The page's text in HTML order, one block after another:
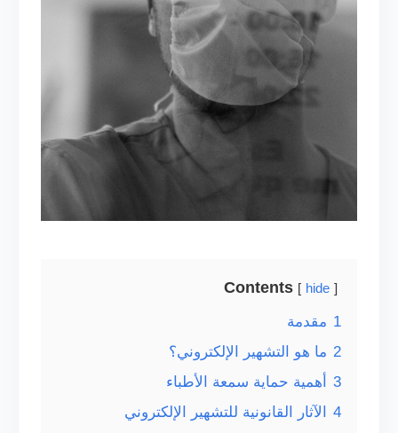
Contents hide
1 مقدمة
2 ما هو التشهير الإلكتروني؟
3
أهمية حماية سمعة الأطباء
4
الآثار القانونية للتشهير الإلكتروني